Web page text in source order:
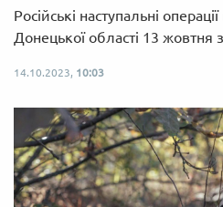
Російські наступальні
Донецької області 13 жовтня
14.10.2023, 10:03